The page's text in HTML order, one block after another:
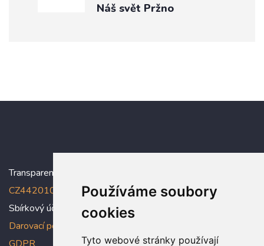
Používáme soubory
cookies
Tyto webové stránky používají
Náš svět Pržno
Transparentní účet:
CZ4420100000005005005006
Sbírkový účet: 5005005022/2010
Darovací podmínky